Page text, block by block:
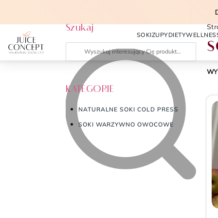
SOKIZUPYDIETY
Szukaj
KATEGORIE
NATURALNE SOKI COLD PRESS
SOKI WARZYWNO OWOCOWE